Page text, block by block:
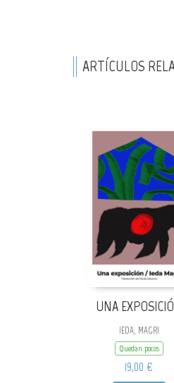
ARTÍCULOS
UNA
IEDA, MAGRI
Quedan pocos
19,00 €